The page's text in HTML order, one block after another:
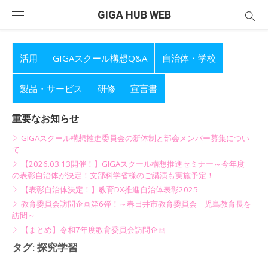
GIGA HUB WEB
活用 GIGAスクール構想Q&A 自治体・学校
製品・サービス 研修 宣言書
重要なお知らせ
GIGAスクール構想推進委員会の新体制と部会メンバー募集につい
て
【2026.03.13開催！】GIGAスクール構想推進セミナー～今年度
の表彰自治体が決定！文部科学省様のご講演も実施予定！
【表彰自治体決定！】教育DX推進自治体表彰2025
教育委員会訪問企画第6弾！～春日井市教育委員会 児島教育長を
訪問～
【まとめ】令和7年度教育委員会訪問企画
タグ: 探究学習